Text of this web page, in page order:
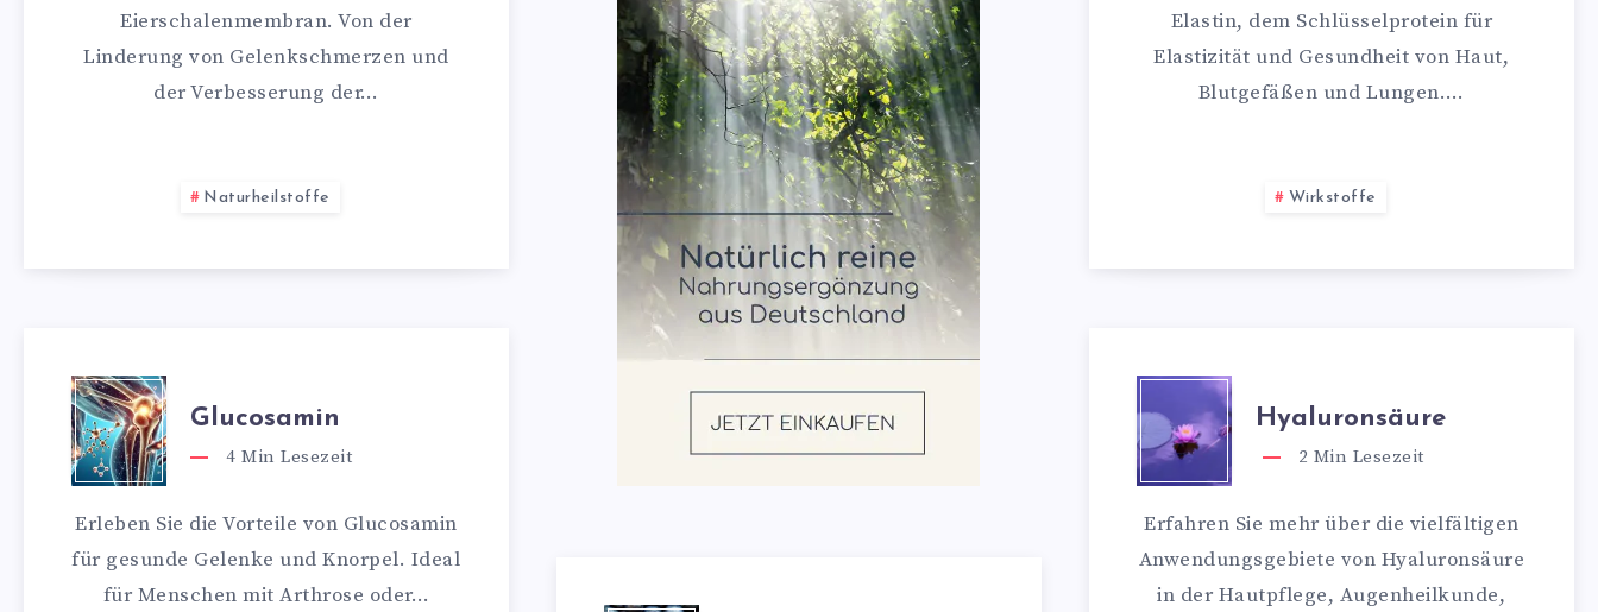
Eierschalenmembran. Von der
Linderung von Gelenkschmerzen und
der Verbesserung der…
Naturheilstoffe
Elastin, dem Schlüsselprotein für
Elastizität und Gesundheit von Haut,
Blutgefäßen und Lungen….
Wirkstoffe
Glucosamin
4 Min Lesezeit
Erleben Sie die Vorteile von Glucosamin
für gesunde Gelenke und Knorpel. Ideal
für Menschen mit Arthrose oder…
Hyaluronsäure
2 Min Lesezeit
Erfahren Sie mehr über die vielfältigen
Anwendungsgebiete von Hyaluronsäure
in der Hautpflege, Augenheilkunde,